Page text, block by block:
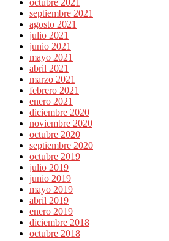
septiembre 2021
agosto 2021
julio 2021
junio 2021
mayo 2021
abril 2021
marzo 2021
febrero 2021
enero 2021
diciembre 2020
noviembre 2020
octubre 2020
septiembre 2020
octubre 2019
julio 2019
junio 2019
mayo 2019
abril 2019
enero 2019
diciembre 2018
octubre 2018